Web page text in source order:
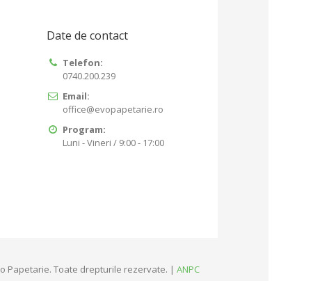
Date de contact
Telefon:
0740.200.239
Email:
office@evopapetarie.ro
Program:
Luni - Vineri / 9:00 - 17:00
Papetarie. Toate drepturile rezervate. | ANPC